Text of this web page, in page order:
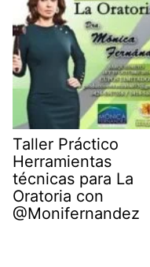
Taller Práctico
Herramientas
técnicas para La
Oratoria con
@Monifernandez